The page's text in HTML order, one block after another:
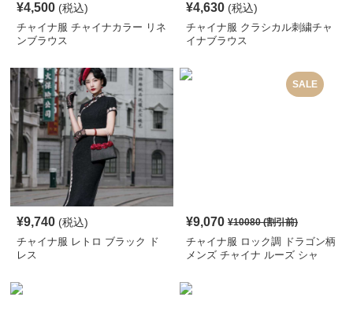
¥4,500 (税込)
チャイナ服 チャイナカラー リネ
ンブラウス
¥4,630 (税込)
チャイナ服 クラシカル刺繍チャ
イナブラウス
¥9,740 (税込)
チャイナ服 レトロ ブラック ド
レス
SALE
¥9,070 ¥10080(割引前)
チャイナ服 ロック調 ドラゴン柄
メンズ チャイナ ルーズ シャ